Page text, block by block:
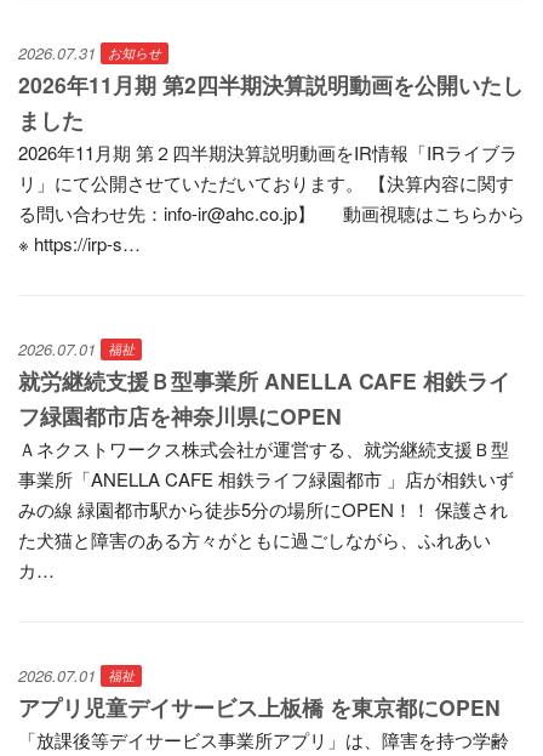
2026.07.31 お知らせ
2026年11月期 第2四半期決算説明動画を公開いたし
ました
2026年11月期 第２四半期決算説明動画をIR情報「IRライブラ
リ」にて公開させていただいております。 【決算内容に関す
る問い合わせ先：info-ir@ahc.co.jp】 動画視聴はこちらから
※ https://irp-s…
2026.07.01 福祉
就労継続支援Ｂ型事業所 ANELLA CAFE 相鉄ライ
フ緑園都市店を神奈川県にOPEN
Ａネクストワークス株式会社が運営する、就労継続支援Ｂ型
事業所「ANELLA CAFE 相鉄ライフ緑園都市 」店が相鉄いず
みの線 緑園都市駅から徒歩5分の場所にOPEN！！ 保護され
た犬猫と障害のある方々がともに過ごしながら、ふれあい
カ…
2026.07.01 福祉
アプリ児童デイサービス上板橋 を東京都にOPEN
「放課後等デイサービス事業所アプリ」は、障害を持つ学齢